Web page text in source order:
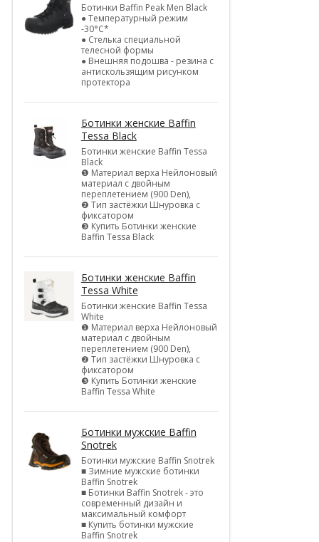
Ботинки Baffin Peak Men Black
● Температурный режим
-30°С*
● Стелька специальной
телесной формы
● Внешняя подошва - резина с
антискользящим рисунком
протектора
Ботинки женские Baffin
Tessa Black
Ботинки женские Baffin Tessa
Black
❶ Материал верха Нейлоновый
материал с двойным
переплетением (900 Den),
❷ Тип застёжки Шнуровка с
фиксатором
❸ Купить Ботинки женские
Baffin Tessa Black
Ботинки женские Baffin
Tessa White
Ботинки женские Baffin Tessa
White
❶ Материал верха Нейлоновый
материал с двойным
переплетением (900 Den),
❷ Тип застёжки Шнуровка с
фиксатором
❸ Купить Ботинки женские
Baffin Tessa White
Ботинки мужские Baffin
Snotrek
Ботинки мужские Baffin Snotrek
■ Зимние мужские ботинки
Baffin Snotrek
■ Ботинки Baffin Snotrek - это
современный дизайн и
максимальный комфорт
■ Купить ботинки мужские
Baffin Snotrek